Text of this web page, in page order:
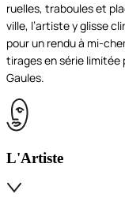
ruelles, traboules et
ville, l’artiste y glisse
pour un rendu à mi-
tirages en série limitée
Gaules.
L'Artiste